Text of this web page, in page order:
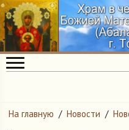
На главную / Новости /